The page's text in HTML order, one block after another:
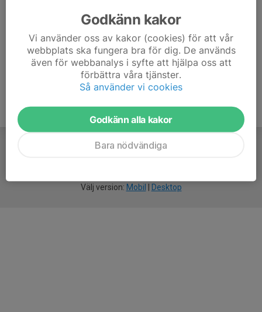
Välj version: Mobil Desktop
Godkänn kakor
Vi använder oss av kakor (cookies) för att vår
webbplats ska fungera bra för dig. De används
även för webbanalys i syfte att hjälpa oss att
förbättra våra tjänster.
Så använder vi cookies
Godkänn alla kakor
Bara nödvändiga